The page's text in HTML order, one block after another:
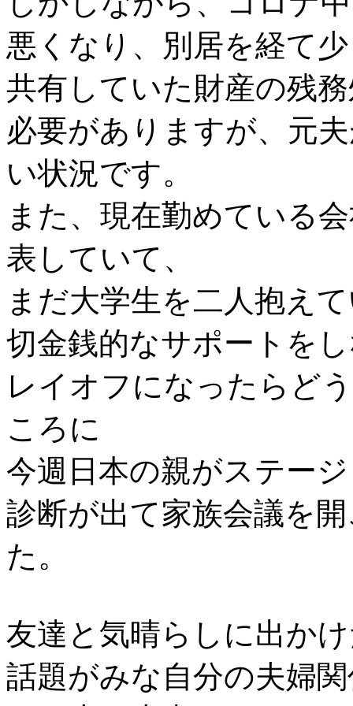
悪くなり、別居を経て
共有していた財産の残
必要がありますが、元
い状況です。
また、現在勤めている
表していて、
まだ大学生を二人抱え
切金銭的なサポートを
レイオフになったらど
ころに
今週日本の親がステー
診断が出て家族会議を
た。
友達と気晴らしに出か
話題がみな自分の夫婦